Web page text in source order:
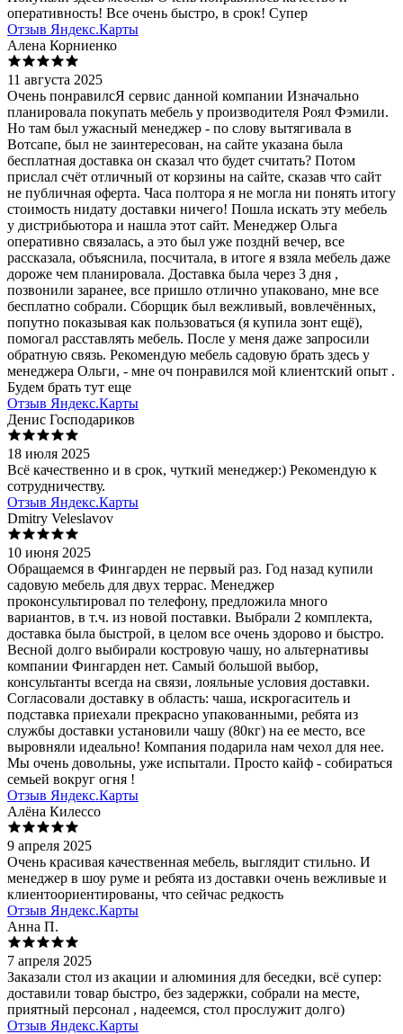
оперативность! Все очень быстро, в срок! Супер
Отзыв Яндекс.Карты
Алена Корниенко
11 августа 2025
Очень понравилсЯ сервис данной компании Изначально
планировала покупать мебель у производителя Роял Фэмили.
Но там был ужасный менеджер - по слову вытягивала в
Вотсапе, был не заинтересован, на сайте указана была
бесплатная доставка он сказал что будет считать? Потом
прислал счёт отличный от корзины на сайте, сказав что сайт
не публичная оферта. Часа полтора я не могла ни понять итогу
стоимость нидату доставки ничего! Пошла искать эту мебель
у дистрибьютора и нашла этот сайт. Менеджер Ольга
оперативно связалась, а это был уже позднй вечер, все
рассказала, объяснила, посчитала, в итоге я взяла мебель даже
дороже чем планировала. Доставка была через 3 дня ,
позвонили заранее, все пришло отлично упаковано, мне все
бесплатно собрали. Сборщик был вежливый, вовлечённых,
попутно показывая как пользоваться (я купила зонт ещё),
помогал расставлять мебель. После у меня даже запросили
обратную связь. Рекомендую мебель садовую брать здесь у
менеджера Ольги, - мне оч понравился мой клиентский опыт .
Будем брать тут еще
Отзыв Яндекс.Карты
Денис Господариков
18 июля 2025
Всё качественно и в срок, чуткий менеджер:) Рекомендую к
сотрудничеству.
Отзыв Яндекс.Карты
Dmitry Veleslavov
10 июня 2025
Обращаемся в Фингарден не первый раз. Год назад купили
садовую мебель для двух террас. Менеджер
проконсультировал по телефону, предложила много
вариантов, в т.ч. из новой поставки. Выбрали 2 комплекта,
доставка была быстрой, в целом все очень здорово и быстро.
Весной долго выбирали костровую чашу, но альтернативы
компании Фингарден нет. Самый большой выбор,
консультанты всегда на связи, лояльные условия доставки.
Согласовали доставку в область: чаша, искрогаситель и
подставка приехали прекрасно упакованными, ребята из
службы доставки установили чашу (80кг) на ее место, все
выровняли идеально! Компания подарила нам чехол для нее.
Мы очень довольны, уже испытали. Просто кайф - собираться
семьей вокруг огня !
Отзыв Яндекс.Карты
Алёна Килессо
9 апреля 2025
Очень красивая качественная мебель, выглядит стильно. И
менеджер в шоу руме и ребята из доставки очень вежливые и
клиентоориентированы, что сейчас редкость
Отзыв Яндекс.Карты
Анна П.
7 апреля 2025
Заказали стол из акации и алюминия для беседки, всё супер:
доставили товар быстро, без задержки, собрали на месте,
приятный персонал , надеемся, стол прослужит долго)
Отзыв Яндекс.Карты